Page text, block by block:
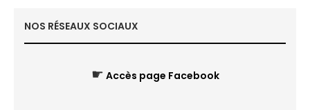
NOS RÉSEAUX SOCIAUX
☛ Accès page Facebook